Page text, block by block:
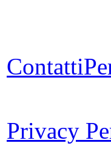
Contatti
Privacy